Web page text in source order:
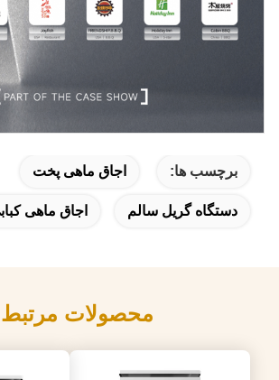
برچسب ها: اجاق ماهی پخت
دستگاه گریل سالم اجاق ماهی
محصولات مرتبط